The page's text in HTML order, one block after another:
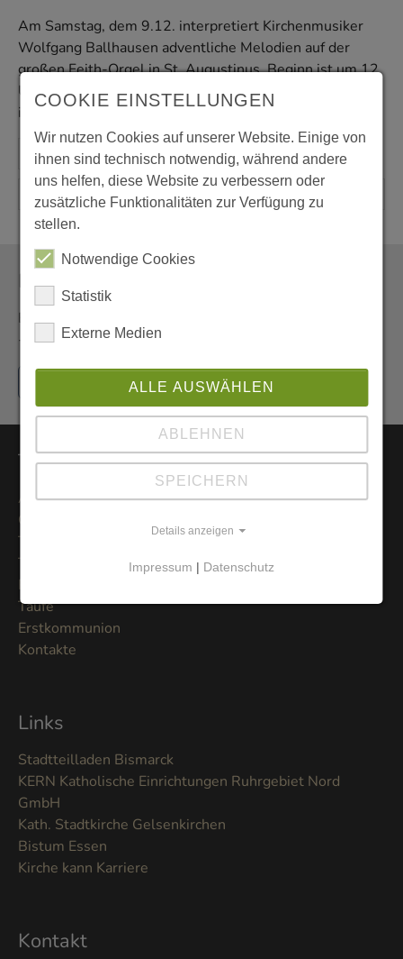
Am Samstag, dem 9.12. interpretiert Kirchenmusiker
Wolfgang Ballhausen adventliche Melodien auf der
großen Feith-Orgel in St. Augustinus. Beginn ist um 12
Uhr mit einem geistlichen Impuls. Der Eintritt ist wie
immer frei!
Newsletter
Erhalten Sie den Newsletter der Pfarrei aus erster Hand
- und vor allem umweltfreundlich als E-Mail.
Jetzt hier anmelden
Themen
Aktuelles
Gottesdienste
Trauung
Taufpate werden
Pastorale Orte
Taufe
Erstkommunion
Kontakte
Links
Stadtteilladen Bismarck
KERN Katholische Einrichtungen Ruhrgebiet Nord
GmbH
Kath. Stadtkirche Gelsenkirchen
Bistum Essen
Kirche kann Karriere
Kontakt
COOKIE EINSTELLUNGEN
Wir nutzen Cookies auf unserer Website. Einige von
ihnen sind technisch notwendig, während andere
uns helfen, diese Website zu verbessern oder
zusätzliche Funktionalitäten zur Verfügung zu
stellen.
Notwendige Cookies
Statistik
Externe Medien
ALLE AUSWÄHLEN
ABLEHNEN
SPEICHERN
Details anzeigen
Impressum | Datenschutz